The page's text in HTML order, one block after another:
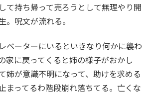
て持ち帰って売ろうとして無理やり開
。呪文が流れる。
ベーターにいるといきなり何かに襲わ
家に戻ってくると姉の様子がおかし
姉が意識不明になって、助けを求める
まってるわ階段崩れ落ちてる。亡くな